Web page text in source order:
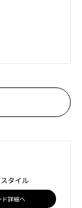
タイル
ド詳細へ